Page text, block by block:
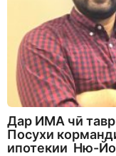
Дар ИМА чӣ
Посухи
ипотекии Ню-